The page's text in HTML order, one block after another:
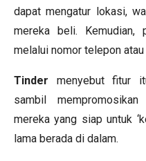
dapat mengatur lokasi,
mereka beli. Kemudian,
melalui nomor telepon
Tinder menyebut fitur
sambil mempromosikan
mereka yang siap untuk
lama berada di dalam.